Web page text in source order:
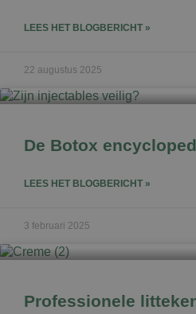
LEES HET BLOGBERICHT »
22 augustus 2025
De Botox
LEES HET BLOGBERICHT »
3 februari 2025
Professionele